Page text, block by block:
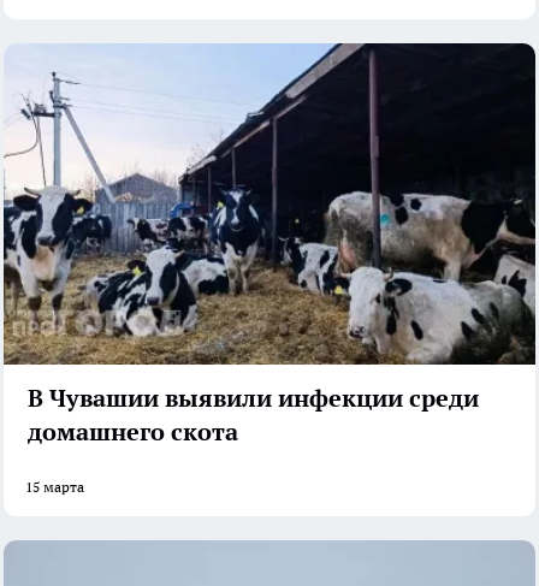
В Чувашии выявили инфекции среди
домашнего скота
15 марта